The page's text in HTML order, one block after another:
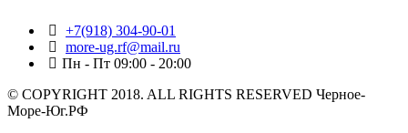
+7(918) 304-90-01
more-ug.rf@mail.ru
Пн - Пт 09:00 - 20:00
© COPYRIGHT 2018. ALL RIGHTS RESERVED Черное-
Море-Юг.РФ